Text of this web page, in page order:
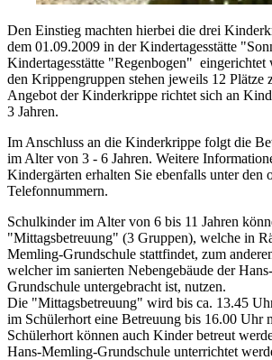
Den Einstieg machten hierbei die drei
dem 01.09.2009 in der Kindertagesstätte
Kindertagesstätte "Regenbogen" eingerichtet
den Krippengruppen stehen jeweils 12 Plätze
Angebot der Kinderkrippe richtet sich an
3 Jahren.
Im Anschluss an die Kinderkrippe folgt die
im Alter von 3 - 6 Jahren. Weitere
Kindergärten erhalten Sie ebenfalls unter den
Telefonnummern.
Schulkinder im Alter von 6 bis 11 Jahren
"Mittagsbetreuung" (3 Gruppen), welche in
Memling-Grundschule stattfindet, zum
welcher im sanierten Nebengebäude der
Grundschule untergebracht ist, nutzen.
Die "Mittagsbetreuung" wird bis ca. 13.45
im Schülerhort eine Betreuung bis 16.00 Uhr
Schülerhort können auch Kinder betreut
Hans-Memling-Grundschule unterrichtet